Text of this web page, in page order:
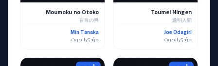
Toumei Ningen
透明人間
Joe Odagiri
مؤدي الصوت
Moumoku no Otoko
盲目の男
Min Tanaka
مؤدي الصوت